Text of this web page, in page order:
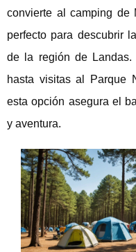
convierte al camping de
perfecto para descubrir
de la región de
hasta visitas al Parque
esta opción asegura el
y aventura.